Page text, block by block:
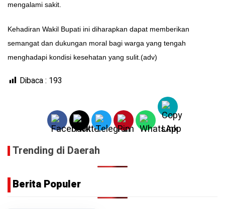
mengalami sakit.
Kehadiran Wakil Bupati ini diharapkan dapat memberikan
semangat dan dukungan moral bagi warga yang tengah
menghadapi kondisi kesehatan yang sulit.(adv)
Dibaca : 193
Trending di Daerah
Berita Populer